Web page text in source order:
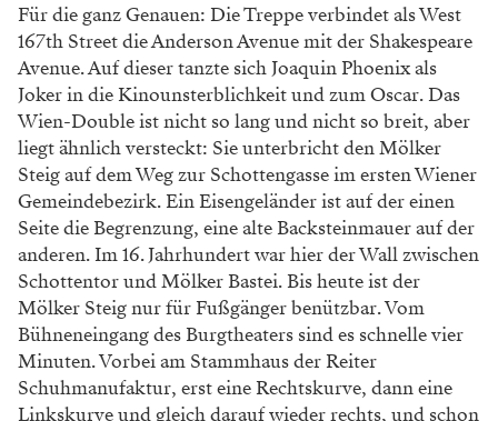
Für die ganz Genauen: Die Treppe verbindet als West
167th Street die Anderson Avenue mit der Shakespeare
Avenue. Auf dieser tanzte sich Joaquin Phoenix als
Joker in die Kinounsterblichkeit und zum Oscar. Das
Wien-Double ist nicht so lang und nicht so breit, aber
liegt ähnlich versteckt: Sie unterbricht den Mölker
Steig auf dem Weg zur Schottengasse im ersten Wiener
Gemeindebezirk. Ein Eisengeländer ist auf der einen
Seite die Begrenzung, eine alte Backsteinmauer auf der
anderen. Im 16. Jahrhundert war hier der Wall zwischen
Schottentor und Mölker Bastei. Bis heute ist der
Mölker Steig nur für Fußgänger benützbar. Vom
Bühneneingang des Burg­theaters sind es schnelle vier
Minuten. Vorbei am Stammhaus der Reiter
Schuhmanufaktur, erst eine Rechtskurve, dann eine
Linkskurve und gleich darauf wieder rechts, und schon